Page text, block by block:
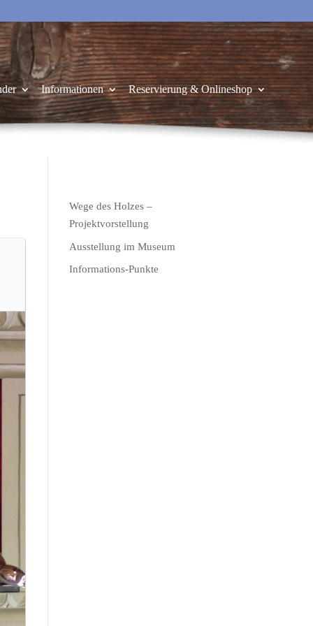
Informationen Reservierung & Onlineshop
Wege des Holzes –
Projektvorstellung
Ausstellung im Museum
Informations-Punkte